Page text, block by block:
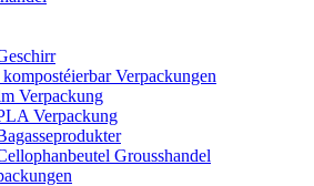
Verpackungen
Verpackung
Verpackung
Grousshandel